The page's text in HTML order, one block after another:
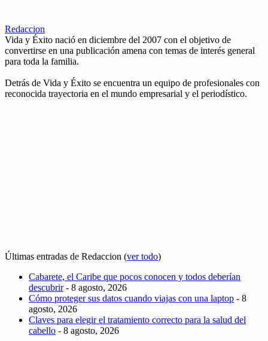
Redaccion
Vida y Éxito nació en diciembre del 2007 con el objetivo de
convertirse en una publicación amena con temas de interés general
para toda la familia.
Detrás de Vida y Éxito se encuentra un equipo de profesionales con
reconocida trayectoria en el mundo empresarial y el periodístico.
Últimas entradas de Redaccion (ver todo)
Cabarete, el Caribe que pocos conocen y todos deberían
descubrir- 8 agosto, 2026
Cómo proteger sus datos cuando viajas con una laptop - 8
agosto, 2026
Claves para elegir el tratamiento correcto para la salud del
cabello - 8 agosto, 2026